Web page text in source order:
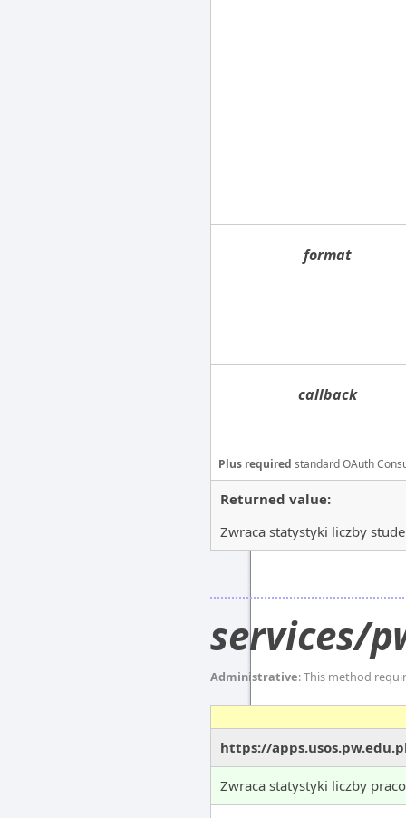
format
callback
Plus required standard OAuth
Returned value:
Zwraca statystyki liczby
services/
Administrative: This method
https://
Zwraca statystyki liczby